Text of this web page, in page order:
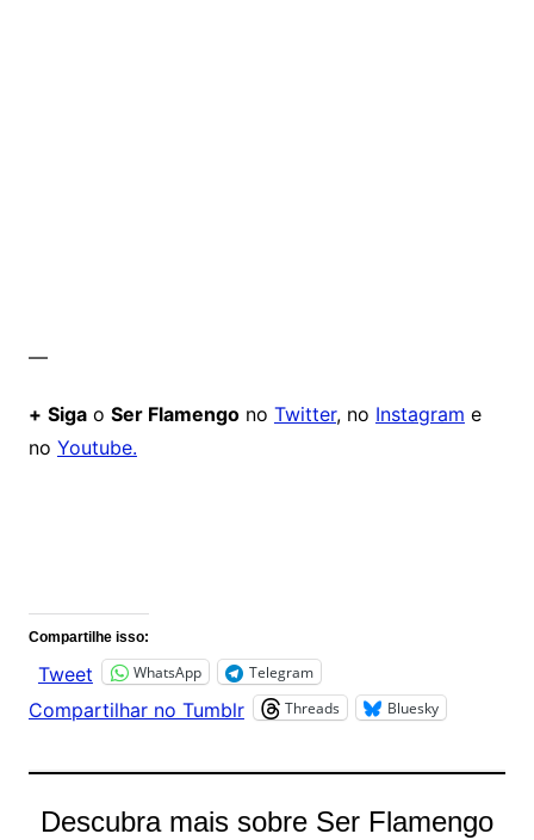
—
+ Sigao Ser Flamengono Twitter, no Instagram e
no Youtube.
Compartilhe isso:
Tweet WhatsApp Telegram
Compartilhar no Tumblr Threads Bluesky
Descubra mais sobre Ser Flamengo